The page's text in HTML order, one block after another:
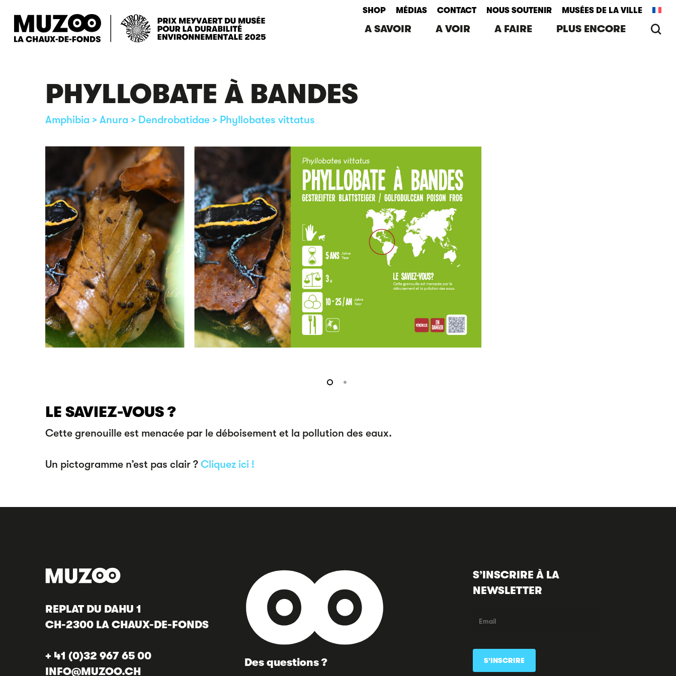
main
SHOP MÉDIAS CONTACT NOUS SOUTENIR MUSÉES DE LA VILLE
A SAVOIR A VOIR A FAIRE PLUS ENCORE
PHYLLOBATE À BANDES
Amphibia > Anura > Dendrobatidae > Phyllobates vittatus
LE SAVIEZ-VOUS ?
Cette grenouille est menacée par le déboisement et la pollution des eaux.
Un pictogramme n’est pas clair ?Cliquez ici !
REPLAT DU DAHU 1
CH-2300 LA CHAUX-DE-FONDS
+ 41 (0)32 967 65 00
INFO@MUZOO.CH
Des questions ?
S’INSCRIRE À LA
NEWSLETTER